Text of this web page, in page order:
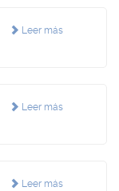
Leer más
Leer más
Leer más